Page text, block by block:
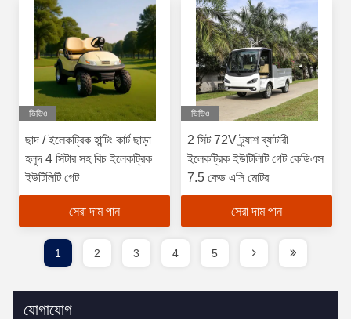
ভিডিও
ছাদ / ইলেকট্রিক হান্টিং কার্ট ছাড়া
হলুদ 4 সিটার সহ বিচ ইলেকট্রিক
ইউটিলিটি গেট
সেরা দাম পান
ভিডিও
2 সিট 72V ট্র্যাশ ব্যাটারী
ইলেকট্রিক ইউটিলিটি গেট কেডিএস
7.5 কেড এসি মোটর
সেরা দাম পান
1 2 3 4 5
যোগাযোগ